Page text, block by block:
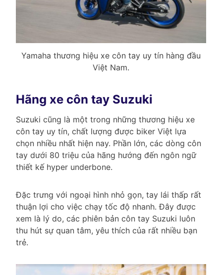
Yamaha thương hiệu xe côn tay uy tín hàng đầu
Việt Nam.
Hãng xe côn tay Suzuki
Suzuki cũng là một trong những thương hiệu xe
côn tay uy tín, chất lượng được biker Việt lựa
chọn nhiều nhất hiện nay. Phần lớn, các dòng côn
tay dưới 80 triệu của hãng hướng đến ngôn ngữ
thiết kế hyper underbone.
Đặc trưng với ngoại hình nhỏ gọn, tay lái thấp rất
thuận lợi cho việc chạy tốc độ nhanh. Đây được
xem là lý do, các phiên bản côn tay Suzuki luôn
thu hút sự quan tâm, yêu thích của rất nhiều bạn
trẻ.